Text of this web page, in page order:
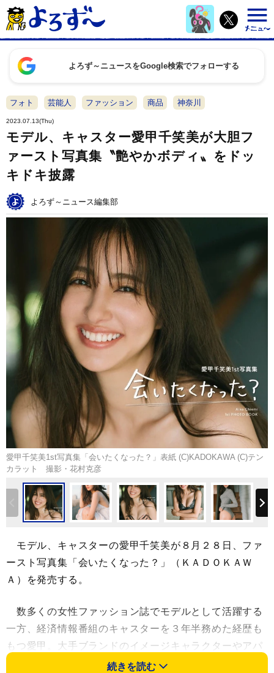
よろず～ニュースをGoogle検索でフォローする
フォト 芸能人 ファッション 商品 神奈川
2023.07.13(Thu)
モデル、キャスター愛甲千笑美が大胆フ
ァースト写真集〝艶やかボディ〟をドッ
キドキ披露
よろず～ニュース編集部
愛甲千笑美1st写真集「会いたくなった？」表紙 (C)KADOKAWA (C)テン
カラット 撮影・花村克彦
モデル、キャスターの愛甲千笑美が８月２８日、ファ
ースト写真集「会いたくなった？」（ＫＡＤＯＫＡＷ
Ａ）を発売する。
数多くの女性ファッション誌でモデルとして活躍する
一方、経済情報番組のキャスターを３年半務めた経歴も
もつ愛甲。大手ブランドのイメージキャラクターやアパ
レルメーカーのウェブＣＭ、コラボ商品のプロデュース
続きを読む